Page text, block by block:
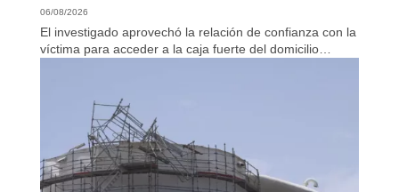
06/08/2026
El investigado aprovechó la relación de confianza con la
víctima para acceder a la caja fuerte del domicilio…